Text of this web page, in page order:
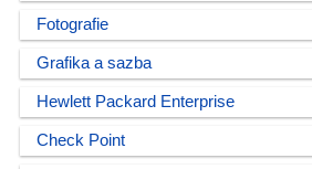
Fotografie
Grafika a sazba
Hewlett Packard Enterprise
Check Point